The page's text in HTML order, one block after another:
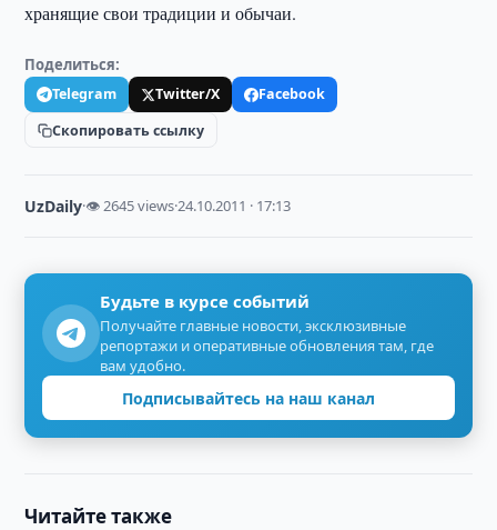
хранящие свои традиции и обычаи.
Поделиться:
Telegram Twitter/X
Facebook
Скопировать ссылку
UzDaily·👁 2645 views·24.10.2011 · 17:13
Будьте в курсе событий
Получайте главные новости, эксклюзивные
репортажи и оперативные обновления там, где
вам удобно.
Подписывайтесь на наш канал
Читайте также